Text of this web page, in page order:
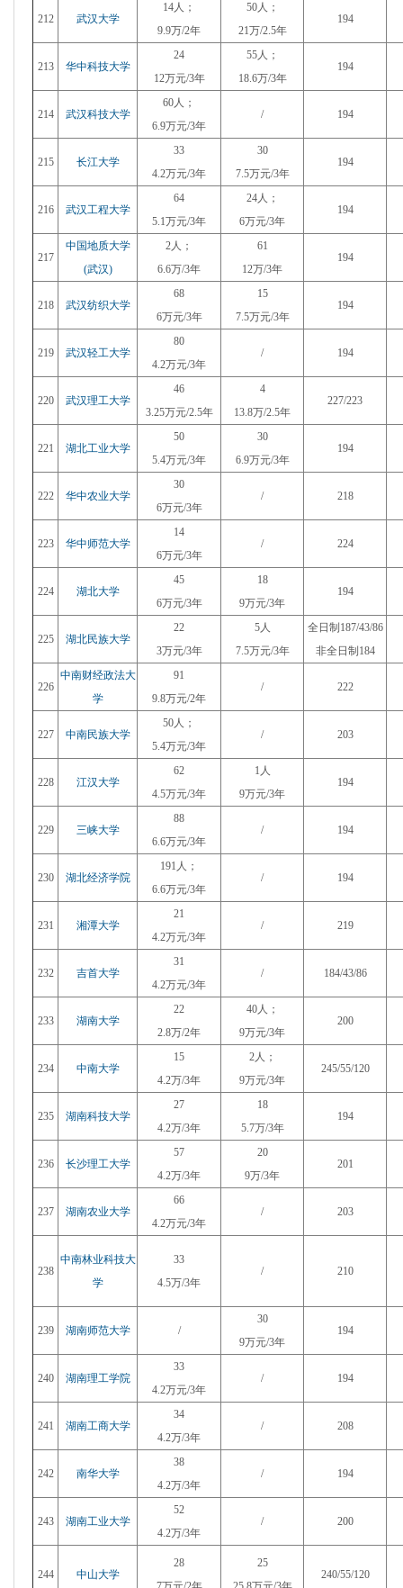
212 武汉大学
14人；
9.9万/2年
50人；
21万/2.5年
194
213 华中科技大学
24
12万元/3年
55人；
18.6万/3年
194
214 武汉科技大学
60人；
6.9万元/3年
/ 194
215 长江大学
33
4.2万元/3年
30
7.5万元/3年
194
216 武汉工程大学
64
5.1万元/3年
24人；
6万元/3年
194
217
中国地质大学
(武汉)
2人；
6.6万/3年
61
12万/3年
194
218 武汉纺织大学
68
6万元/3年
15
7.5万元/3年
194
219 武汉轻工大学
80
4.2万元/3年
/ 194
220 武汉理工大学
46
3.25万元/2.5年
4
13.8万/2.5年
227/223
221 湖北工业大学
50
5.4万元/3年
30
6.9万元/3年
194
222 华中农业大学
30
6万元/3年
/ 218
223 华中师范大学
14
6万元/3年
/ 224
224 湖北大学
45
6万元/3年
18
9万元/3年
194
225 湖北民族大学
22
3万元/3年
5人
7.5万元/3年
全日制187/43/86
非全日制184
226
中南财经政法大
学
91
9.8万元/2年
/ 222
227 中南民族大学
50人；
5.4万元/3年
/ 203
228 江汉大学
62
4.5万元/3年
1人
9万元/3年
194
229 三峡大学
88
6.6万元/3年
/ 194
230 湖北经济学院
191人；
6.6万元/3年
/ 194
231 湘潭大学
21
4.2万元/3年
/ 219
232 吉首大学
31
4.2万元/3年
/ 184/43/86
233 湖南大学
22
2.8万/2年
40人；
9万元/3年
200
234 中南大学
15
4.2万/3年
2人；
9万元/3年
245/55/120
235 湖南科技大学
27
4.2万/3年
18
5.7万/3年
194
236 长沙理工大学
57
4.2万/3年
20
9万/3年
201
237 湖南农业大学
66
4.2万元/3年
/ 203
238
中南林业科技大
学
33
4.5万/3年
/ 210
239 湖南师范大学 /
30
9万元/3年
194
240 湖南理工学院
33
4.2万元/3年
/ 194
241 湖南工商大学
34
4.2万/3年
/ 208
242 南华大学
38
4.2万/3年
/ 194
243 湖南工业大学
52
4.2万/3年
/ 200
244 中山大学
28
25
240/55/120